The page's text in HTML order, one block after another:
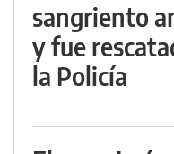
sangriento
y fue
la Policía